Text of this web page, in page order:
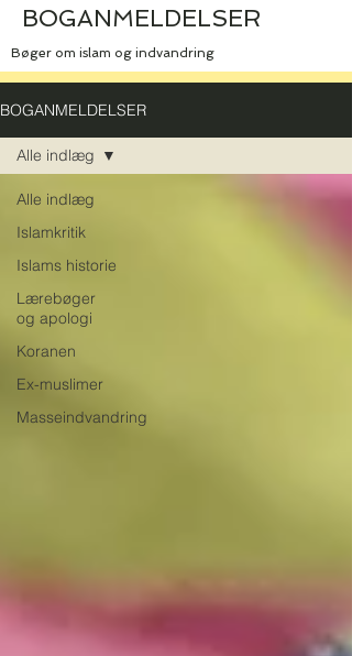
BOGANMELDELSER
Bøger om islam og indvandring
BOGANMELDELSER
Alle indlæg
Islamkritik
Islams historie
Lærebøger
og apologi
Koranen
Ex-muslimer
Masseindvandring
Alle indlæg